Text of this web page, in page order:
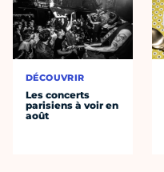
DÉCOUVRIR
Les concerts
parisiens à voir en
août